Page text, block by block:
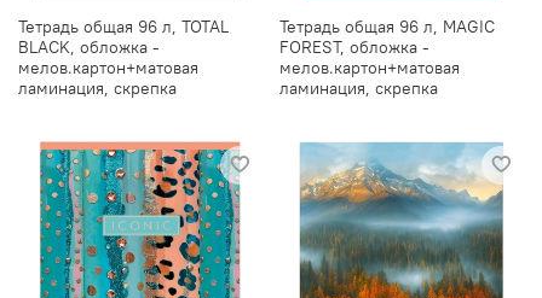
Тетрадь общая 96 л, TOTAL
BLACK, обложка -
мелов.картон+матовая
ламинация, скрепка
Тетрадь общая 96 л, MAGIC
FOREST, обложка -
мелов.картон+матовая
ламинация, скрепка